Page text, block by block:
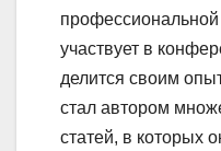
участвует в
делится своим
стал автором
статей, в которых